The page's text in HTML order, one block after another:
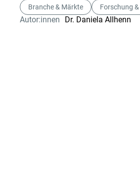
Branche & Märkte Forschung
Autor:innen Dr. Daniela Allhenn